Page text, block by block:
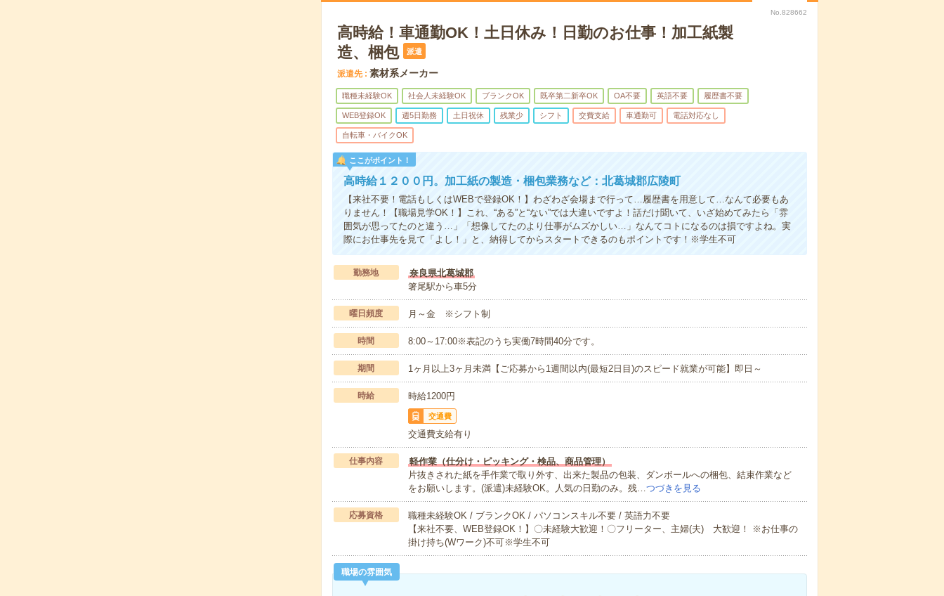
No.828662
高時給！車通勤OK！土日休み！日勤のお仕事！加工紙製
造、梱包
派遣
派遣先 素材系メーカー
職種未経験OK 社会人未経験OK ブランクOK 既卒第二新卒OK OA不要 英語不要 履歴書不要
WEB登録OK 週5日勤務 土日祝休 残業少 シフト 交費支給 車通勤可 電話対応なし
自転車・バイクOK
ここがポイント！
高時給１２００円。加工紙の製造・梱包業務など：北葛城郡広陵町
【来社不要！電話もしくはWEBで登録OK！】わざわざ会場まで行って…履歴書を用意して…なんて必要もあ
りません！【職場見学OK！】これ、“ある”と“ない”では大違いですよ！話だけ聞いて、いざ始めてみたら「雰
囲気が思ってたのと違う…」「想像してたのより仕事がムズかしい…」なんてコトになるのは損ですよね。実
際にお仕事先を見て「よし！」と、納得してからスタートできるのもポイントです！※学生不可
勤務地
奈良県北葛城郡
箸尾駅から車5分
曜日頻度 月～金 ※シフト制
時間 8:00～17:00※表記のうち実働7時間40分です。
期間 1ヶ月以上3ヶ月未満【ご応募から1週間以内(最短2日目)のスピード就業が可能】即日～
時給 時給1200円
交通費
交通費支給有り
仕事内容
軽作業（仕分け・ピッキング・検品、商品管理）
片抜きされた紙を手作業で取り外す、出来た製品の包装、ダンボールへの梱包、結束作業など
をお願いします。(派遣)未経験OK。人気の日勤のみ。残…つづきを見る
応募資格
職種未経験OK / ブランクOK / パソコンスキル不要 / 英語力不要
【来社不要、WEB登録OK！】〇未経験大歓迎！〇フリーター、主婦(夫) 大歓迎！ ※お仕事の
掛け持ち(Wワーク)不可※学生不可
職場の雰囲気